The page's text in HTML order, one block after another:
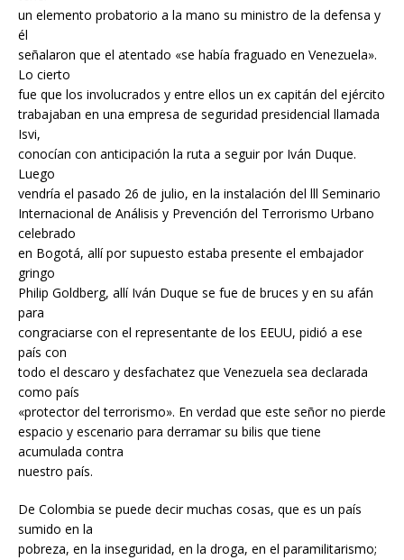
un elemento probatorio a la mano su ministro de la defensa y
él
señalaron que el atentado «se había fraguado en Venezuela».
Lo cierto
fue que los involucrados y entre ellos un ex capitán del ejército
trabajaban en una empresa de seguridad presidencial llamada
Isvi,
conocían con anticipación la ruta a seguir por Iván Duque.
Luego
vendría el pasado 26 de julio, en la instalación del lll Seminario
Internacional de Análisis y Prevención del Terrorismo Urbano
celebrado
en Bogotá, allí por supuesto estaba presente el embajador
gringo
Philip Goldberg, allí Iván Duque se fue de bruces y en su afán
para
congraciarse con el representante de los EEUU, pidió a ese
país con
todo el descaro y desfachatez que Venezuela sea declarada
como país
«protector del terrorismo». En verdad que este señor no pierde
espacio y escenario para derramar su bilis que tiene
acumulada contra
nuestro país.
De Colombia se puede decir muchas cosas, que es un país
sumido en la
pobreza, en la inseguridad, en la droga, en el paramilitarismo;